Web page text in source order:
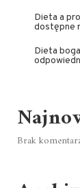
Dieta a
dostępne
Dieta
Brak